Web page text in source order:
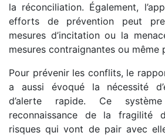
la réconciliation. Également,
efforts de prévention peut
mesures d’incitation ou la
mesures contraignantes ou même
Pour prévenir les conflits, le
a aussi évoqué la nécessité
d’alerte rapide. Ce
reconnaissance de la fragilité
risques qui vont de pair avec